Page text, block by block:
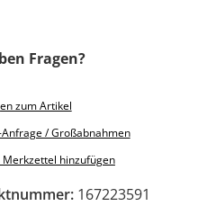
Fragen?
zum Artikel
Anfrage / Großabnahmen
Merkzettel hinzufügen
167223591